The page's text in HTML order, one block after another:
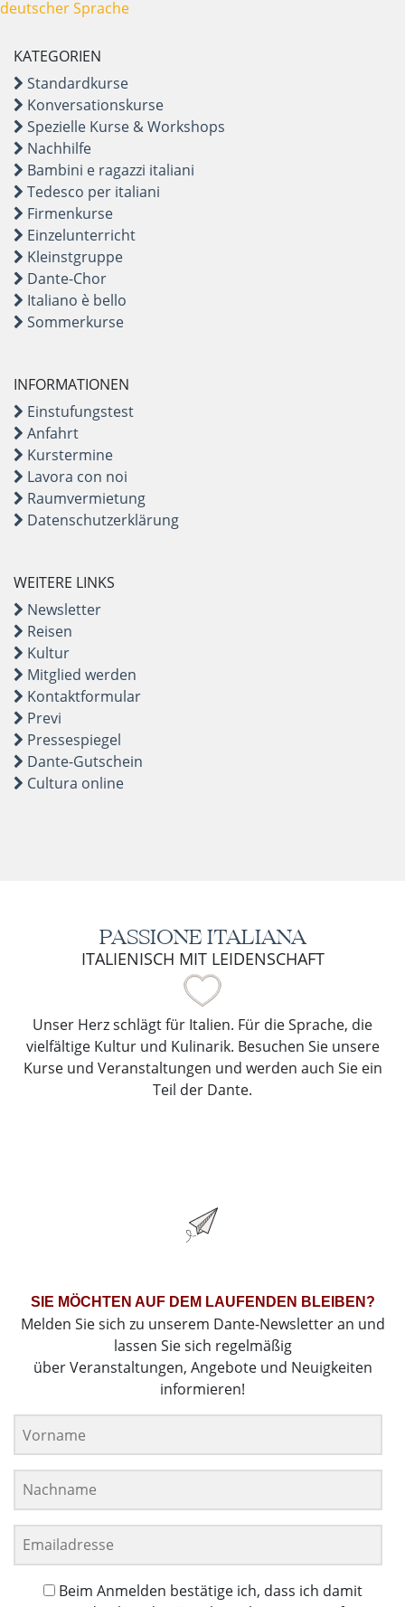
KATEGORIEN
Standardkurse
Konversationskurse
Spezielle Kurse & Workshops
Nachhilfe
Bambini e ragazzi italiani
Tedesco per italiani
Firmenkurse
Einzelunterricht
Kleinstgruppe
Dante-Chor
Italiano è bello
Sommerkurse
INFORMATIONEN
Einstufungstest
Anfahrt
Kurstermine
Lavora con noi
Raumvermietung
Datenschutzerklärung
WEITERE LINKS
Newsletter
Reisen
Kultur
Mitglied werden
Kontaktformular
Previ
Pressespiegel
Dante-Gutschein
Cultura online
deutscher Sprache
PASSIONE ITALIANA
ITALIENISCH MIT LEIDENSCHAFT
Unser Herz schlägt für Italien. Für die Sprache, die
vielfältige Kultur und Kulinarik. Besuchen Sie unsere
Kurse und Veranstaltungen und werden auch Sie ein
Teil der Dante.
SIE MÖCHTEN AUF DEM LAUFENDEN BLEIBEN?
Melden Sie sich zu unserem Dante-Newsletter an und
lassen Sie sich regelmäßig
über Veranstaltungen, Angebote und Neuigkeiten
informieren!
Beim Anmelden bestätige ich, dass ich damit